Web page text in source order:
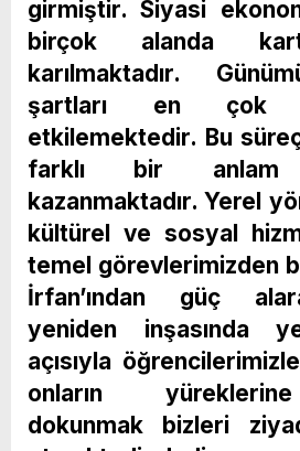
girmiştir. Siyasi
birçok alanda
karılmaktadır.
şartları en çok
etkilemektedir. Bu
farklı bir
kazanmaktadır. Yerel
kültürel ve sosyal
temel görevlerimizden
İrfan’ından güç
yeniden inşasında
açısıyla
onların
dokunmak bizleri